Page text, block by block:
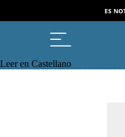
ES
Leer en Castellano